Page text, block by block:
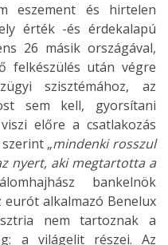
eszement és hirtelen
érték -és érdekalapú
26 másik országával,
felkészülés után végre
szisztémához, az
sem kell, gyorsítani
előre a csatlakozás
„mindenki rosszul
nyert, aki megtartotta a
bankelnök
alkalmazó Benelux
nem tartoznak a
a világelit részei. Az